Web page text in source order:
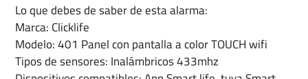
Lo que debes de saber de esta alarma:
Marca: Clicklife
Modelo: 401 Panel con pantalla a color TOUCH wifi
Tipos de sensores: Inalámbricos 433mhz